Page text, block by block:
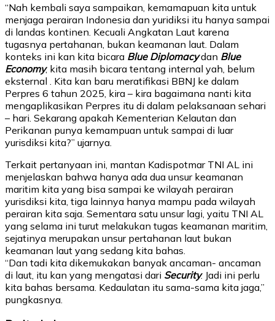
“Nah kembali saya sampaikan, kemamapuan kita untuk
menjaga perairan Indonesia dan yuridiksi itu hanya sampai
di landas kontinen. Kecuali Angkatan Laut karena
tugasnya pertahanan, bukan keamanan laut. Dalam
konteks ini kan kita bicara Blue Diplomacydan Blue
Economy, kita masih bicara tentang internal yah, belum
eksternal . Kita kan baru meratifikasi BBNJ ke dalam
Perpres 6 tahun 2025, kira – kira bagaimana nanti kita
mengaplikasikan Perpres itu di dalam pelaksanaan sehari
– hari. Sekarang apakah Kementerian Kelautan dan
Perikanan punya kemampuan untuk sampai di luar
yurisdiksi kita?” ujarnya.
Terkait pertanyaan ini, mantan Kadispotmar TNI AL ini
menjelaskan bahwa hanya ada dua unsur keamanan
maritim kita yang bisa sampai ke wilayah perairan
yurisdiksi kita, tiga lainnya hanya mampu pada wilayah
perairan kita saja. Sementara satu unsur lagi, yaitu TNI AL
yang selama ini turut melakukan tugas keamanan maritim,
sejatinya merupakan unsur pertahanan laut bukan
keamanan laut yang sedang kita bahas.
“Dan tadi kita dikemukakan banyak ancaman- ancaman
di laut, itu kan yang mengatasi dari Security. Jadi ini perlu
kita bahas bersama. Kedaulatan itu sama-sama kita jaga,”
pungkasnya.